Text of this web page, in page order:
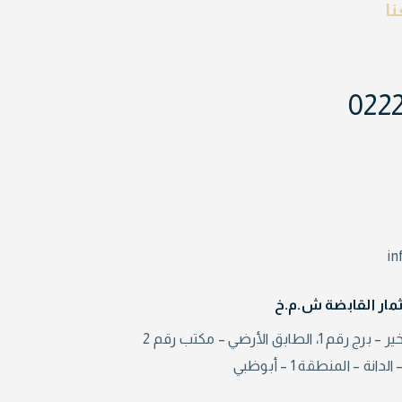
القابضة ش.م.خ
الطابق الأرضي – مكتب رقم 2
– المنطقة 1 – أبوظبي